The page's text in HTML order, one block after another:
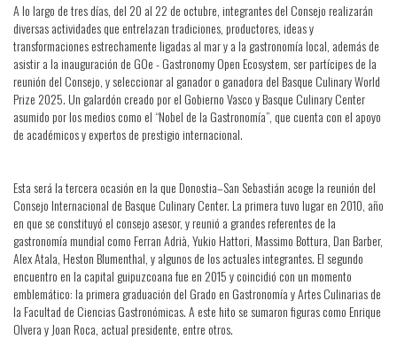
A lo largo de tres días, del 20 al 22 de octubre, integrantes del Consejo realizarán
diversas actividades que entrelazan tradiciones, productores, ideas y
transformaciones estrechamente ligadas al mar y a la gastronomía local, además de
asistir a la inauguración de GOe - Gastronomy Open Ecosystem, ser partícipes de la
reunión del Consejo, y seleccionar al ganador o ganadora del Basque Culinary World
Prize 2025. Un galardón creado por el Gobierno Vasco y Basque Culinary Center
asumido por los medios como el “Nobel de la Gastronomía”, que cuenta con el apoyo
de académicos y expertos de prestigio internacional.
Esta será la tercera ocasión en la que Donostia–San Sebastián acoge la reunión del
Consejo Internacional de Basque Culinary Center. La primera tuvo lugar en 2010, año
en que se constituyó el consejo asesor, y reunió a grandes referentes de la
gastronomía mundial como Ferran Adrià, Yukio Hattori, Massimo Bottura, Dan Barber,
Alex Atala, Heston Blumenthal, y algunos de los actuales integrantes. El segundo
encuentro en la capital guipuzcoana fue en 2015 y coincidió con un momento
emblemático: la primera graduación del Grado en Gastronomía y Artes Culinarias de
la Facultad de Ciencias Gastronómicas. A este hito se sumaron figuras como Enrique
Olvera y Joan Roca, actual presidente, entre otros.